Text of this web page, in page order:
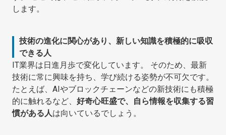
します。
技術の進化に関心があり、新しい知識を積極的に吸収
できる人
IT業界は日進月歩で変化しています。 そのため、最新
技術に常に興味を持ち、学び続ける姿勢が不可欠です。
たとえば、AIやブロックチェーンなどの新技術にも積極
的に触れるなど、 好奇心旺盛で、自ら情報を収集する習
慣がある人は向いているでしょう。